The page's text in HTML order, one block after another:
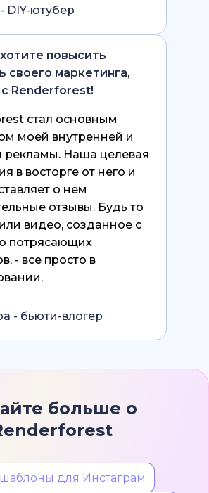
DIY-ютубер
повысить
своего маркетинга,
Renderforest!
стал основным
моей внутренней и
рекламы. Наша целевая
в восторге от него и
о нем
отзывы. Будь то
видео, созданное с
потрясающих
- все просто в
- бьюти-влогер
больше о
для Инстаграм